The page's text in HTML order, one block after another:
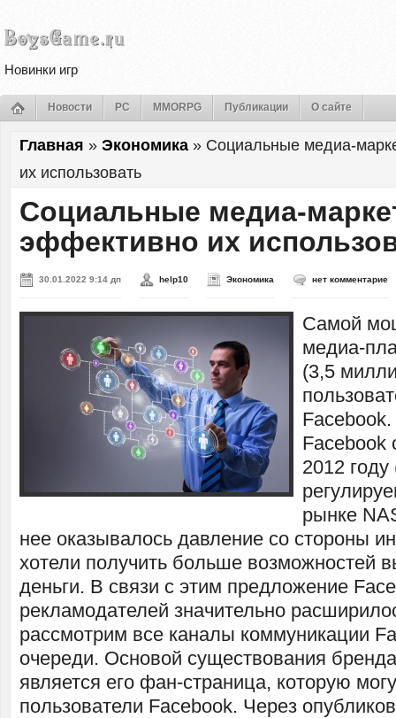
Новинки игр
Новости PC MMORPG Публикации О сайте
Главная » Экономика » Социальные медиа-
их использовать
Социальные медиа-
эффективно их
30.01.2022 9:14 дп help10 Экономика нет комментарие
Самой
медиа-
(3,5
Facebook
2012 году
рынке
нее оказывалось давление со стороны
хотели получить больше возможностей
деньги. В связи с этим предложение
рекламодателей значительно
рассмотрим все каналы коммуникации
очереди. Основой существования
является его фан-страница, которую
пользователи Facebook. Через